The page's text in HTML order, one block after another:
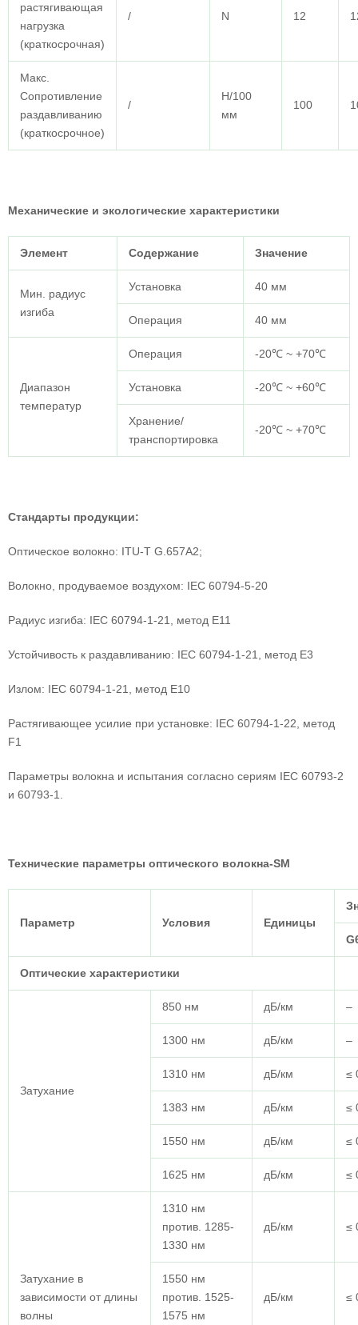
растягивающая
нагрузка
(краткосрочная)
/ N 12
Макс.
Сопротивление
раздавливанию
(краткосрочное)
/
Н/100
мм
100
Механические и экологические характеристики
Элемент Содержание Значение
Мин. радиус
изгиба
Установка 40 мм
Операция 40 мм
Диапазон
температур
Операция -20℃ ~ +70℃
Установка -20℃ ~ +60℃
Хранение/
транспортировка
-20℃ ~ +70℃
Стандарты продукции:
Оптическое волокно: ITU-T G.657A2;
Волокно, продуваемое воздухом: IEC 60794-5-20
Радиус изгиба: IEC 60794-1-21, метод E11
Устойчивость к раздавливанию: IEC 60794-1-21, метод E3
Излом: IEC 60794-1-21, метод E10
Растягивающее усилие при установке: IEC 60794-1-22, метод
F1
Параметры волокна и испытания согласно сериям IEC 60793-2
и 60793-1.
Технические параметры оптического волокна-SM
Параметр Условия Единицы
Оптические характеристики
Затухание
850 нм дБ/км –
1300 нм дБ/км –
1310 нм дБ/км ≤
1383 нм дБ/км ≤
1550 нм дБ/км ≤
1625 нм дБ/км ≤
Затухание в
зависимости от длины
волны
1310 нм
против. 1285-
1330 нм
дБ/км ≤
1550 нм
против. 1525-
1575 нм
дБ/км ≤